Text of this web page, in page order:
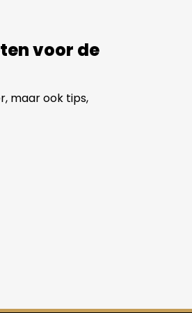
voor de
maar ook tips,